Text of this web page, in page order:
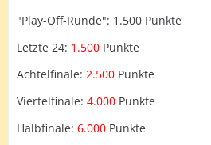
"Play-Off-Runde": 1.500 Punkte
Letzte 24: 1.500 Punkte
Achtelfinale: 2.500 Punkte
Viertelfinale: 4.000 Punkte
Halbfinale: 6.000 Punkte